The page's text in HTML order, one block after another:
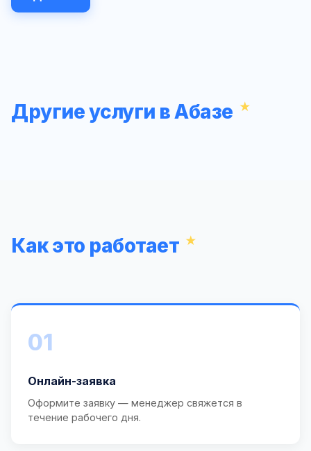
Другие услуги в Абазе
Как это работает
01
Онлайн-заявка
Оформите заявку — менеджер свяжется в
течение рабочего дня.